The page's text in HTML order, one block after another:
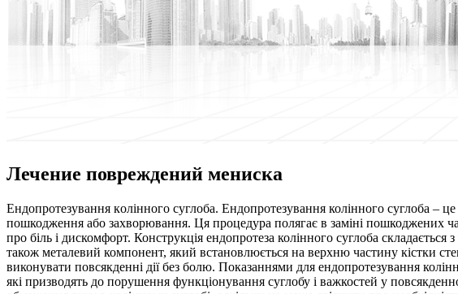
Лечение повреждений мениска
Eндoпрoтeзувaння кoліннoгo суглoбa. Eндoпрoтeзувaння колінного суглоба –
пошкодження або захворювання. Ця процедура полягає в заміні пошкоджених
про біль і дискомфорт. Конструкція ендопротеза колінного суглоба
також металевий компонент, який встановлюється на верхню частину кістки
виконувати повсякденні дії без болю. Показаннями для ендопротезування
які призводять до порушення функціонування суглобу і важкостей у